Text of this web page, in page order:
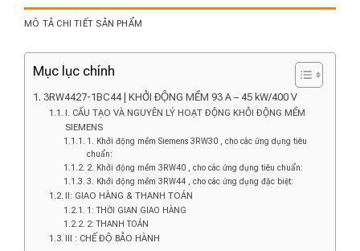
MÔ TẢ CHI TIẾT SẢN PHẨM
Mục lục chính
3RW4427-1BC44 | KHỞI ĐỘNG MỀM 93 A – 45 kW/400 V
I. CẤU TẠO VÀ NGUYÊN LÝ HOẠT ĐỘNG KHỎI ĐỘNG MỀM
SIEMENS
1. Khởi động mềm Siemens 3RW30 , cho các ứng dụng tiêu
chuẩn:
2. Khởi động mềm 3RW40 , cho các ứng dụng tiêu chuẩn:
3. Khởi động mềm 3RW44 , cho các ứng dụng đặc biệt:
II: GIAO HÀNG & THANH TOÁN
1: THỜI GIAN GIAO HÀNG
2: THANH TOÁN
III : CHẾ ĐỘ BẢO HÀNH